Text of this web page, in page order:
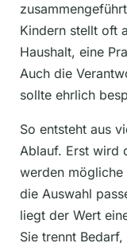
Kindern stellt oft
Haushalt, eine
Auch die
sollte ehrlich
So entsteht aus
Ablauf. Erst wird
werden
die Auswahl
liegt der Wert
Sie trennt